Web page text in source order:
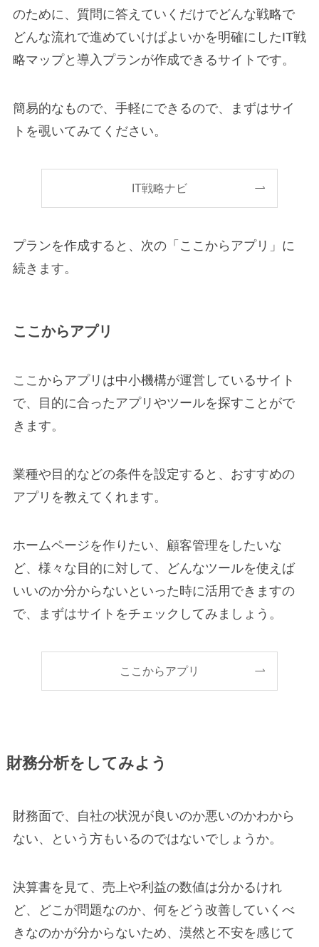
のために、質問に答えていくだけでどんな戦略で
どんな流れで進めていけばよいかを明確にしたIT戦
略マップと導入プランが作成できるサイトです。
簡易的なもので、手軽にできるので、まずはサイ
トを覗いてみてください。
IT戦略ナビ
プランを作成すると、次の「ここからアプリ」に
続きます。
ここからアプリ
ここからアプリは中小機構が運営しているサイト
で、目的に合ったアプリやツールを探すことがで
きます。
業種や目的などの条件を設定すると、おすすめの
アプリを教えてくれます。
ホームページを作りたい、顧客管理をしたいな
ど、様々な目的に対して、どんなツールを使えば
いいのか分からないといった時に活用できますの
で、まずはサイトをチェックしてみましょう。
ここからアプリ
財務分析をしてみよう
財務面で、自社の状況が良いのか悪いのかわから
ない、という方もいるのではないでしょうか。
決算書を見て、売上や利益の数値は分かるけれ
ど、どこが問題なのか、何をどう改善していくべ
きなのかが分からないため、漠然と不安を感じて